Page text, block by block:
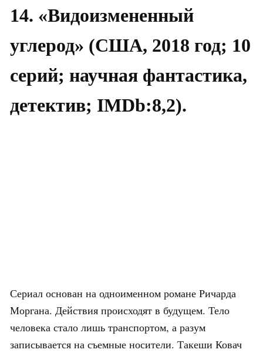
14. «Видоизмененный
углерод» (США, 2018 год; 10
серий; научная фантастика,
детектив; IMDb:8,2).
Сериал основан на одноименном романе Ричарда
Моргана. Действия происходят в будущем. Тело
человека стало лишь транспортом, а разум
записывается на съемные носители. Такеши Ковач